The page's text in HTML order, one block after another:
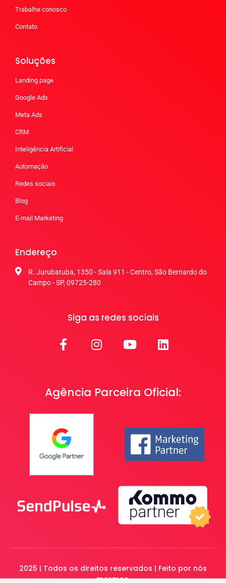
Trabalhe conosco
Contato
Soluções
Landing page
Google Ads
Meta Ads
CRM
Inteligência Artificial
Automação
Redes sociais
Blog
E-mail Marketing
Endereço
R. Jurubatuba, 1350 - Sala 911 - Centro, São Bernardo do
Campo - SP, 09725-280
Siga as redes sociais
Agência Parceira Oficial:
2025 | Todos os direitos reservados | Feito por nós
mesmos.